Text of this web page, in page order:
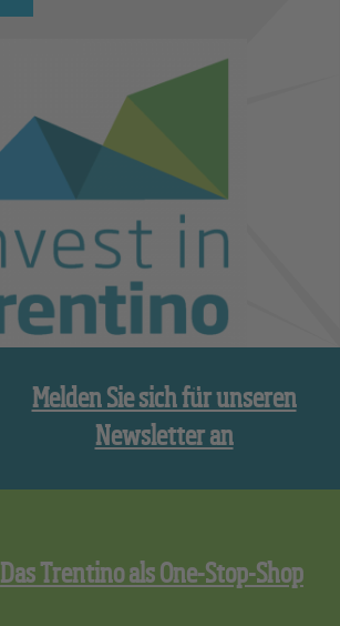
Melden Sie sich für unseren
Newsletter an
Das Trentino als One-Stop-Shop